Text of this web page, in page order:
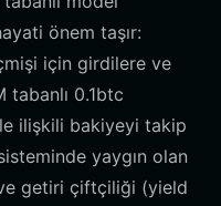
önem taşır:
için girdilere ve
tabanlı 0.1btc
ilişkili bakiyeyi takip
yaygın olan
getiri çiftçiliği (yield